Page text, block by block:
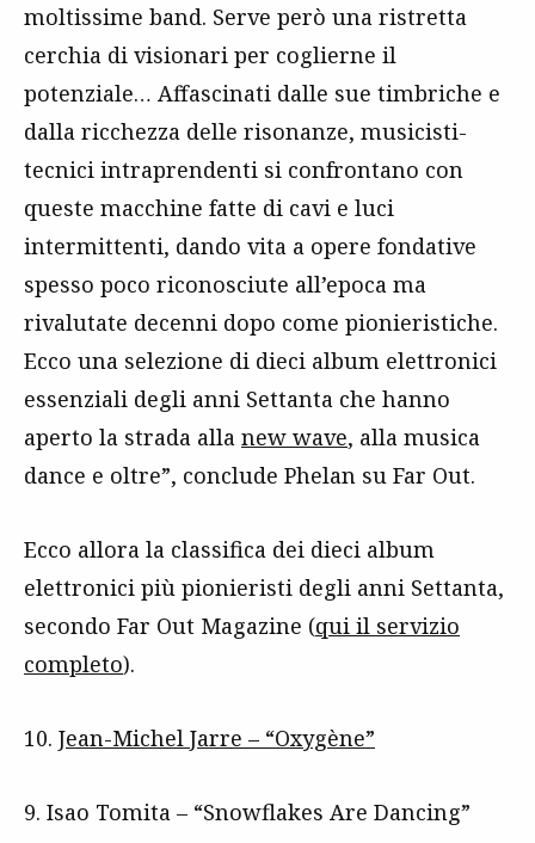
moltissime band. Serve però una ristretta
cerchia di visionari per coglierne il
potenziale… Affascinati dalle sue timbriche e
dalla ricchezza delle risonanze, musicisti-
tecnici intraprendenti si confrontano con
queste macchine fatte di cavi e luci
intermittenti, dando vita a opere fondative
spesso poco riconosciute all’epoca ma
rivalutate decenni dopo come pionieristiche.
Ecco una selezione di dieci album elettronici
essenziali degli anni Settanta che hanno
aperto la strada alla new wave, alla musica
dance e oltre”, conclude Phelan su Far Out.
Ecco allora la classifica dei dieci album
elettronici più pionieristi degli anni Settanta,
secondo Far Out Magazine (qui il servizio
completo).
10. Jean-Michel Jarre – “Oxygène”
9. Isao Tomita – “Snowflakes Are Dancing”